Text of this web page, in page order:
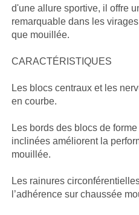
d'une allure sportive, il offre
remarquable dans les
que mouillée.
CARACTÉRISTIQUES
Les blocs centraux et les
en courbe.
Les bords des blocs de
inclinées améliorent la
mouillée.
Les rainures
l’adhérence sur chaussée